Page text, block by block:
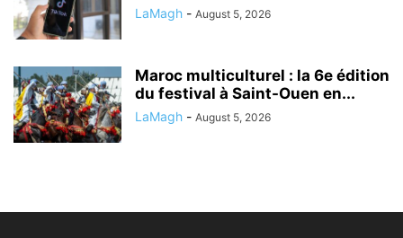
LaMagh - August 5, 2026
Maroc multiculturel : la 6e édition
du festival à Saint-Ouen en...
LaMagh - August 5, 2026